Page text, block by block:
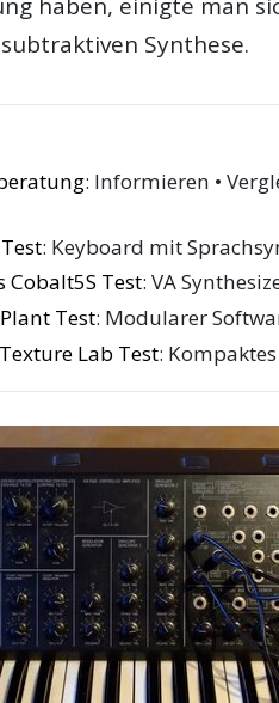
Synthese.
: Informieren •
: Keyboard mit
Cobalt5S Test: VA
Test: Modularer
Lab Test: